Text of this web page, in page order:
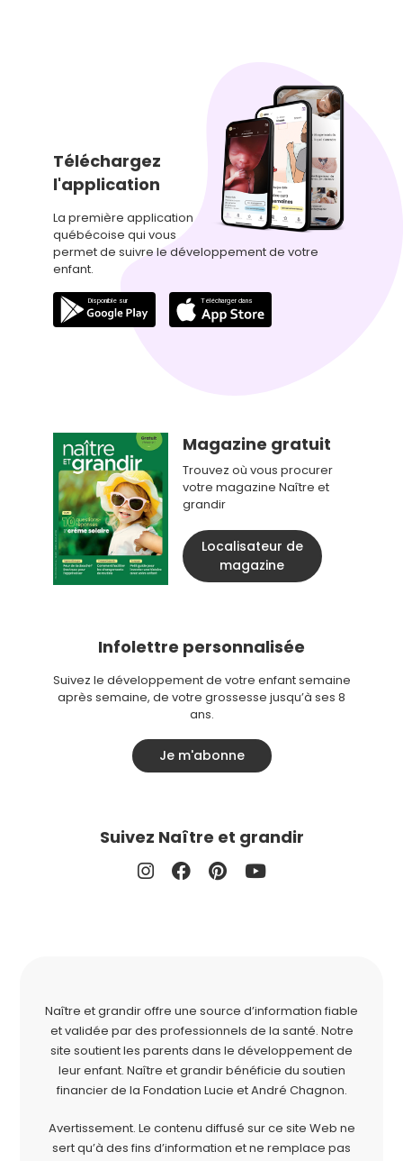
Téléchargez
l'application
La première application
québécoise qui vous
permet de suivre le développement de votre
enfant.
Magazine gratuit
Trouvez où vous procurer
votre magazine Naître et
grandir
Localisateur de
magazine
Infolettre personnalisée
Suivez le développement de votre enfant semaine
après semaine, de votre grossesse jusqu’à ses 8
ans.
Je m'abonne
Suivez Naître et grandir
Naître et grandir offre une source d’information fiable
et validée par des professionnels de la santé. Notre
site soutient les parents dans le développement de
leur enfant. Naître et grandir bénéficie du soutien
financier de la Fondation Lucie et André Chagnon.
Avertissement. Le contenu diffusé sur ce site Web ne
sert qu’à des fins d’information et ne remplace pas